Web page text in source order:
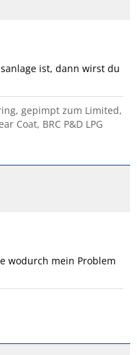
ist, dann wirst du
gepimpt zum Limited,
Coat, BRC P&D LPG
wodurch mein Problem